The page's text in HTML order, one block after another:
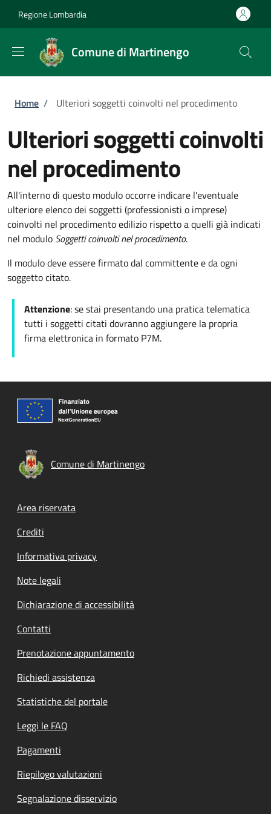
Regione Lombardia
Comune di Martinengo
Briciole di pane
Home / Ulteriori soggetti coinvolti nel procedimento
Ulteriori soggetti coinvolti
nel procedimento
All'interno di questo modulo occorre indicare l'eventuale
ulteriore elenco dei soggetti (professionisti o imprese)
coinvolti nel procedimento edilizio rispetto a quelli già indicati
nel modulo Soggetti coinvolti nel procedimento.
Il modulo deve essere firmato dal committente e da ogni
soggetto citato.
Attenzione: se stai presentando una pratica telematica
tutti i soggetti citati dovranno aggiungere la propria
firma elettronica in formato P7M.
Comune di Martinengo
Footer menu
Area riservata
Crediti
Informativa privacy
Note legali
Dichiarazione di accessibilità
Contatti
Prenotazione appuntamento
Richiedi assistenza
Statistiche del portale
Leggi le FAQ
Pagamenti
Riepilogo valutazioni
Segnalazione disservizio